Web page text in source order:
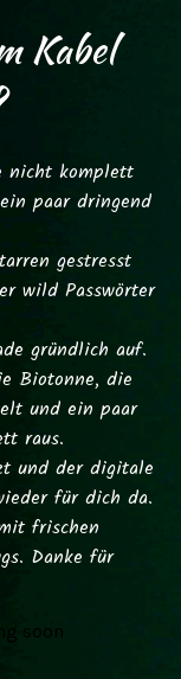
Kabel
nicht komplett
paar dringend
gestresst
wild Passwörter
gründlich auf.
Biotonne, die
und ein paar
raus.
und der digitale
für dich da.
frischen
Danke für